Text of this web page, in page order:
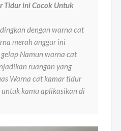
Tidur ini Cocok Untuk
dengan warna cat
merah anggur ini
Namun warna cat
ruangan yang
Warna cat kamar tidur
kamu aplikasikan di